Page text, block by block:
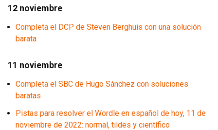
12 noviembre
Completa el DCP de Steven Berghuis con una solución
barata
11 noviembre
Completa el SBC de Hugo Sánchez con soluciones
baratas
Pistas para resolver el Wordle en español de hoy, 11 de
noviembre de 2022: normal, tildes y científico